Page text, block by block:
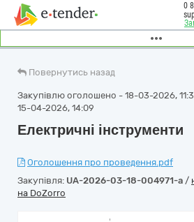
0
Повернутись назад
Закупівлю оголошено - 18-03-2026,
15-04-2026, 14:09
Електричні інструменти
Оголошення про проведення.pdf
Закупівля: UA-2026-03-18-004971-a /
на DoZorro